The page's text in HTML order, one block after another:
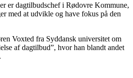
er dagtilbudschef i Rødovre Kommune,
med at udvikle og have fokus på den
Voxted fra Syddansk universitet om
af dagtilbud”, hvor han blandt andet